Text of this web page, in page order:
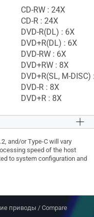
CD-RW : 24X
CD-R : 24X
DVD-R(DL) : 6X
DVD+R(DL) : 6X
DVD-RW : 6X
DVD+RW : 8X
DVD+R(SL, M-DISC)
DVD-R : 8X
DVD+R : 8X
Windows® 8 / 8.1
Windows® 10
and/or Type-C will vary
speed of the host
to system configuration and
приводы / Compare